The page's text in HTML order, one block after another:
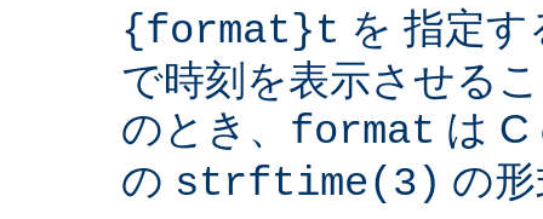
{format}t を 指定
で時刻を表示させる
のとき、 format は C
の strftime(3) の